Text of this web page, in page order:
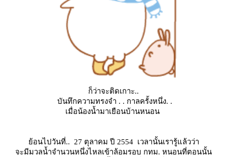
ก็ว่าจะติดเกาะ..
บันทึกความทรงจำ . . กาลครั้งหนึ่ง. .
เมื่อน้องน้ำมาเยือนบ้านหนอน
้อนไปวันที่.. 27 ตุลาคม ปี 2554เวลานั้นเรารู้แล้วว่า
จะมีมวลน้ำจำนวนหนึ่งไหลเข้าล้อมรอบ กทม. หนอนที่ตอนนั้น